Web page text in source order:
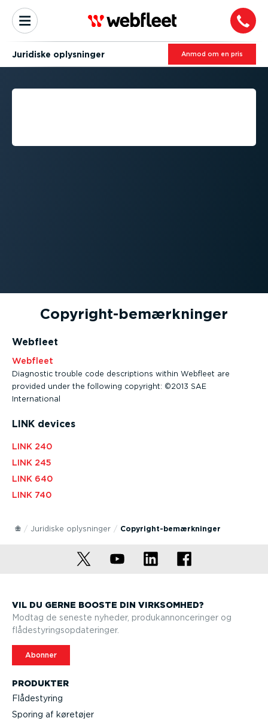
Juridiske oplysninger Anmod om en pris
JURIDISKE OPLYSNINGER -
Copyrigh­t-­be­mærk­ninger
Webfleet
Webfleet
Diagnostic trouble code descrip­tions within Webfleet are
provided under the following copyright: ©2013 SAE
International
LINK devices
LINK 240
LINK 245
LINK 640
LINK 740
Juridiske oplysninger Copyrigh­t-­be­mærk­ninger
PRODUKTER
Flådestyring
Sporing af køretøjer
VIL DU GERNE BOOSTE DIN VIRKSOMHED?
Modtag de seneste nyheder, produkan­non­ce­ringer og
flådesty­rings­op­da­te­ringer.
Abonner